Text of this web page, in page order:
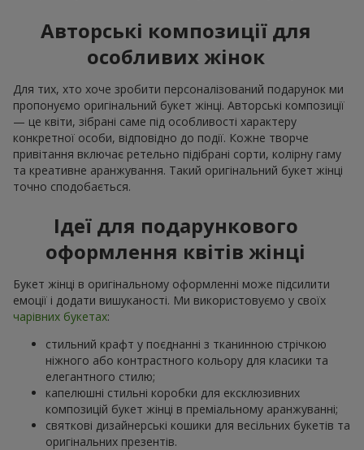
Авторські композиції для
особливих жінок
Для тих, хто хоче зробити персоналізований подарунок ми
пропонуємо оригінальний букет жінці. Авторські композиції
— це квіти, зібрані саме під особливості характеру
конкретної особи, відповідно до події. Кожне творче
привітання включає ретельно підібрані сорти, колірну гаму
та креативне аранжування. Такий оригінальний букет жінці
точно сподобається.
Ідеї для подарункового
оформлення квітів жінці
Букет жінці в оригінальному оформленні може підсилити
емоції і додати вишуканості. Ми використовуємо у своїх
чарівних букетах:
стильний крафт у поєднанні з тканинною стрічкою
ніжного або контрастного кольору для класики та
елегантного стилю;
капелюшні стильні коробки для ексклюзивних
композицій букет жінці в преміальному аранжуванні;
святкові дизайнерські кошики для весільних букетів та
оригінальних презентів.